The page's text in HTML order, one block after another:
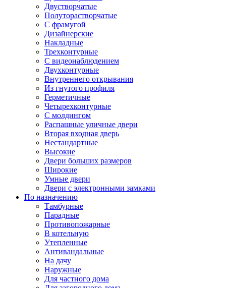
Двустворчатые
Полуторастворчатые
С фрамугой
Дизайнерские
Накладные
Трехконтурные
С видеонаблюдением
Двухконтурные
Внутреннего открывания
Из гнутого профиля
Герметичные
Четырехконтурные
С молдингом
Распашные уличные двери
Вторая входная дверь
Нестандартные
Высокие
Двери больших размеров
Широкие
Умные двери
Двери с электронными замками
По назначению
Тамбурные
Парадные
Противопожарные
В котельную
Утепленные
Антивандальные
На дачу
Наружные
Для частного дома